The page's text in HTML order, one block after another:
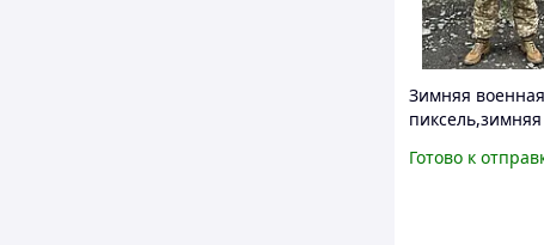
Зимняя
зимний зсу
Готово к